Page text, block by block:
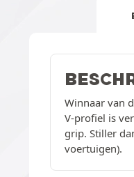
Winnaar van
V-profiel is
grip. Stiller
voertuigen).